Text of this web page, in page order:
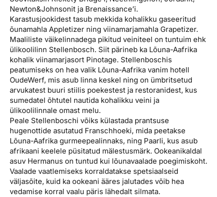
Newton&Johnsonit ja Brenaissance’i.
Karastusjookidest tasub mekkida kohalikku gaseeritud
õunamahla Appletizer ning viinamarjamahla Grapetizer.
Maaliliste väikelinnadega pikitud veiniteel on tuntuim ehk
ülikoolilinn Stellenbosch. Siit pärineb ka Lõuna-Aafrika
kohalik viinamarjasort Pinotage. Stellenboschis
peatumiseks on hea valik Lõuna-Aafrika vanim hotell
OudeWerf, mis asub linna keskel ning on ümbritsetud
arvukatest buuri stiilis poekestest ja restoranidest, kus
sumedatel õhtutel nautida kohalikku veini ja
ülikoolilinnale omast melu.
Peale Stellenboschi võiks külastada prantsuse
hugenottide asutatud Franschhoeki, mida peetakse
Lõuna-Aafrika gurmeepealinnaks, ning Paarli, kus asub
afrikaani keelele püsitatud mälestusmärk. Ookeanikaldal
asuv Hermanus on tuntud kui lõunavaalade poegimiskoht.
Vaalade vaatlemiseks korraldatakse spetsiaalseid
väljasõite, kuid ka ookeani ääres jalutades võib hea
vedamise korral vaalu päris lähedalt silmata.